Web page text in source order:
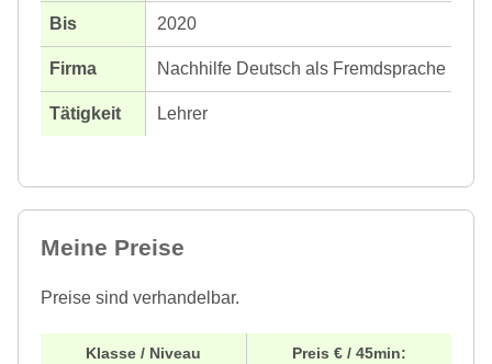
2020
Nachhilfe Deutsch als Fremdsprache
Lehrer
Meine Preise
Preise sind verhandelbar.
Klasse / Niveau Preis € / 45min: